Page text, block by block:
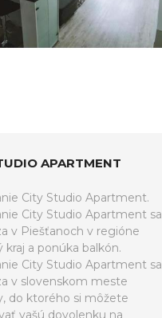
APARTMENT
City Studio Apartment.
City Studio Apartment sa
v Piešťanoch v regióne
kraj a ponúka balkón.
City Studio Apartment sa
v slovenskom meste
do ktorého si môžete
vašú dovolenku na